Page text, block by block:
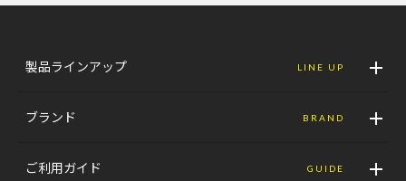
製品ラインアップ LINE UP
ブランド BRAND
ご利用ガイド GUIDE